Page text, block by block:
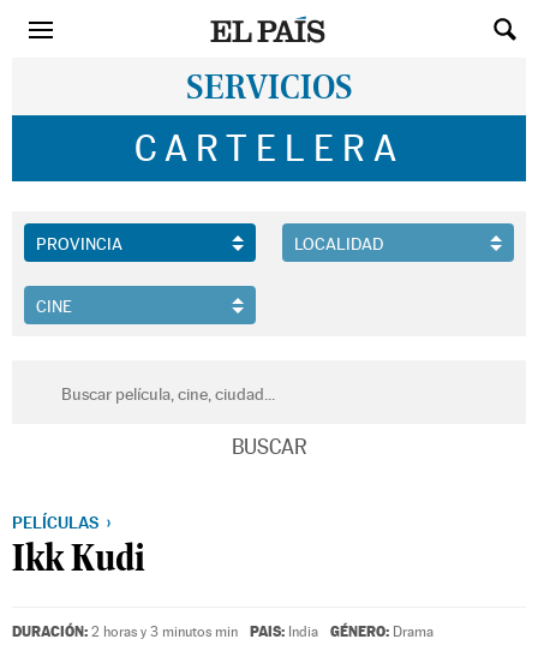
SERVICIOS
CARTELERA
PELÍCULAS
Ikk Kudi
DURACIÓN: 2 horas y 3 minutos min PAIS: India GÉNERO: Drama